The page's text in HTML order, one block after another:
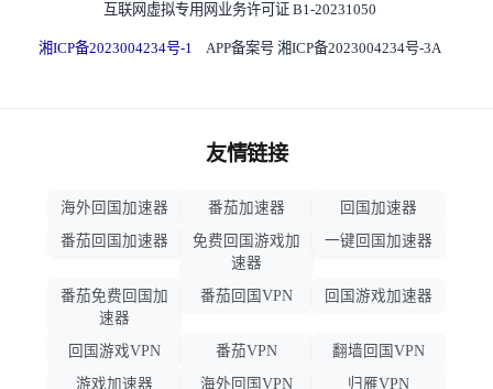
互联网虚拟专用网业务许可证 B1-20231050
湘ICP备2023004234号-1 APP备案号 湘ICP备2023004234号-3A
友情链接
海外回国加速器 番茄加速器
回国加速器
番茄回国加速器
免费回国游戏加
速器
一键回国加速器
番茄免费回国加
速器
番茄回国VPN 回国游戏加速器
回国游戏VPN 番茄VPN
翻墙回国VPN
游戏加速器
海外回国VPN 归雁VPN